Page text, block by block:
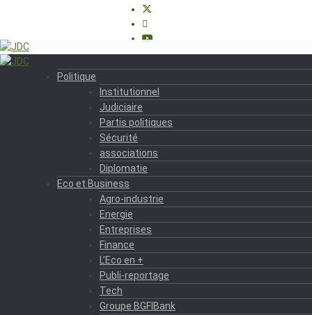
Politique
Institutionnel
Judiciaire
Partis politiques
Sécurité
associations
Diplomatie
Eco et Business
Agro-industrie
Energie
Entreprises
Finance
L’Eco en +
Publi-reportage
Tech
Groupe BGFIBank